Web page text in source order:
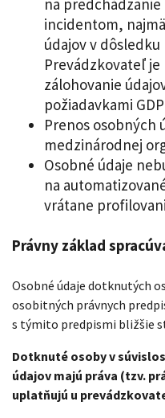
na
incidentom,
údajov v
Prevádzkovateľ
zálohovanie
požiadavkami
Prenos osobných
medzinárodnej
Osobné údaje
na
vrátane
Právny základ
Osobné údaje dotknutých
osobitných právnych
s týmito predpismi bližšie
Dotknuté osoby v
údajov majú práva (tzv.
uplatňujú u